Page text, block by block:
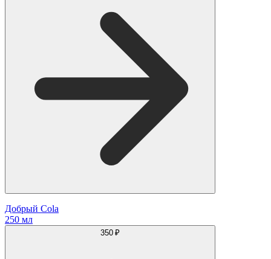
Добрый Cola
250 мл
350 ₽